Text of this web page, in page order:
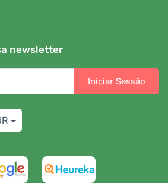
newsletter
Iniciar Sessão